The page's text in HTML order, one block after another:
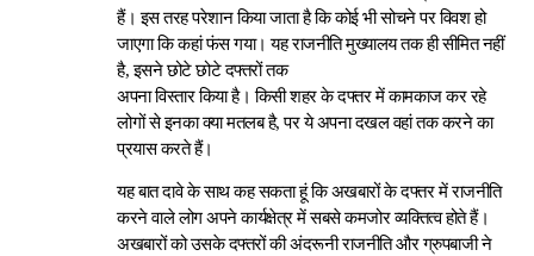
हैं। इस तरह परेशान किया जाता है कि कोई भी सोचने पर विवश हो
जाएगा कि कहां फंस गया। यह राजनीति मुख्यालय तक ही सीमित नहीं
है, इसने छोटे छोटे दफ्तरों तक
अपना विस्तार किया है। किसी शहर के दफ्तर में कामकाज कर रहे
लोगों से इनका क्या मतलब है, पर ये अपना दखल वहां तक करने का
प्रयास करते हैं।
यह बात दावे के साथ कह सकता हूं कि अखबारों के दफ्तर में राजनीति
करने वाले लोग अपने कार्यक्षेत्र में सबसे कमजोर व्यक्तित्व होते हैं।
अखबारों को उसके दफ्तरों की अंदरूनी राजनीति और ग्रुपबाजी ने